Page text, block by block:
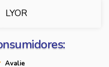
LYOR